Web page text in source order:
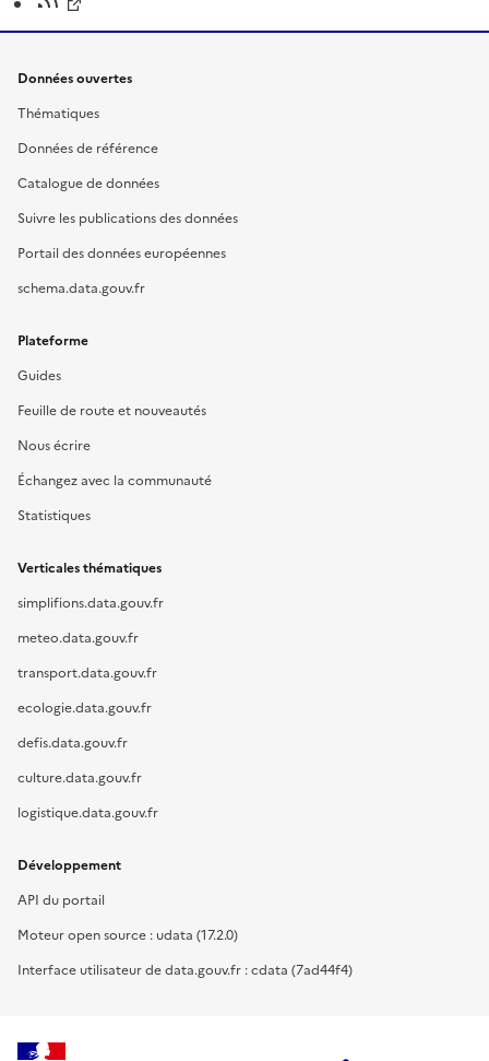
Données ouvertes
Thématiques
Données de référence
Catalogue de données
Suivre les publications des données
Portail des données européennes
schema.data.gouv.fr
Plateforme
Guides
Feuille de route et nouveautés
Nous écrire
Échangez avec la communauté
Statistiques
Verticales thématiques
simplifions.data.gouv.fr
meteo.data.gouv.fr
transport.data.gouv.fr
ecologie.data.gouv.fr
defis.data.gouv.fr
culture.data.gouv.fr
logistique.data.gouv.fr
Développement
API du portail
Moteur open source : udata (17.2.0)
Interface utilisateur de data.gouv.fr : cdata (7ad44f4)